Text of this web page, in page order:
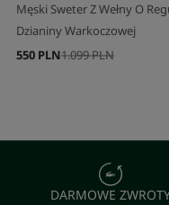
Męski Sweter Z Wełny O
Dzianiny Warkoczowej
1.099 PLN
550 PLN
DARMOWE